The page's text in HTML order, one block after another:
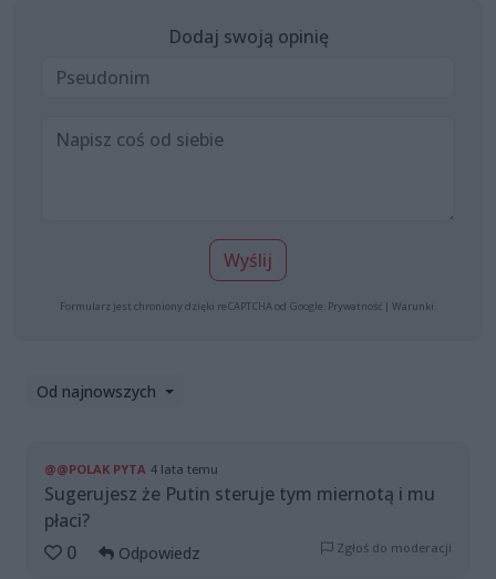
Dodaj swoją opinię
Wyślij
Formularz jest chroniony dzięki reCAPTCHA od Google: Prywatność | Warunki
Od najnowszych
@@POLAK PYTA 4 lata temu
Sugerujesz że Putin steruje tym miernotą i mu
płaci?
0
Odpowiedz Zgłoś do moderacji